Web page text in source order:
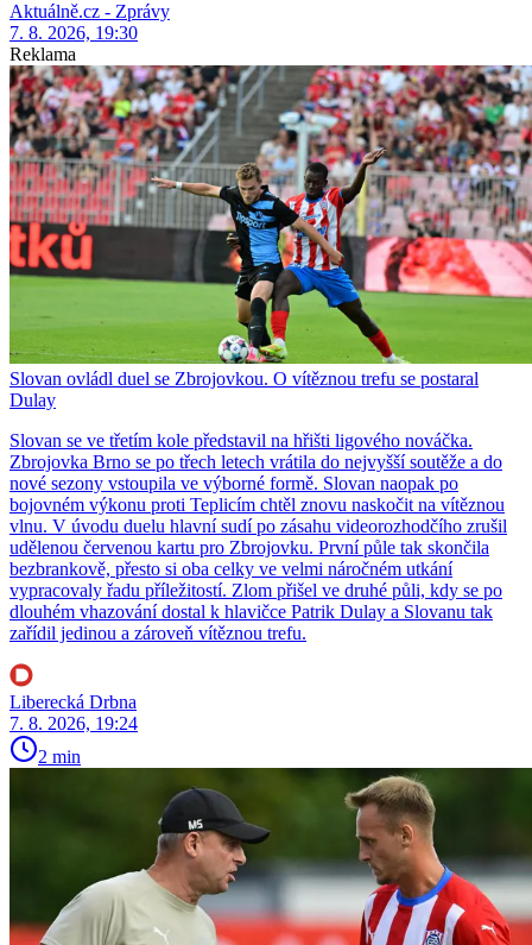
Aktuálně.cz - Zprávy
7. 8. 2026, 19:30
Reklama
Slovan ovládl duel se Zbrojovkou. O vítěznou trefu se postaral
Dulay
Slovan se ve třetím kole představil na hřišti ligového nováčka.
Zbrojovka Brno se po třech letech vrátila do nejvyšší soutěže a do
nové sezony vstoupila ve výborné formě. Slovan naopak po
bojovném výkonu proti Teplicím chtěl znovu naskočit na vítěznou
vlnu. V úvodu duelu hlavní sudí po zásahu videorozhodčího zrušil
udělenou červenou kartu pro Zbrojovku. První půle tak skončila
bezbrankově, přesto si oba celky ve velmi náročném utkání
vypracovaly řadu příležitostí. Zlom přišel ve druhé půli, kdy se po
dlouhém vhazování dostal k hlavičce Patrik Dulay a Slovanu tak
zařídil jedinou a zároveň vítěznou trefu.
Liberecká Drbna
7. 8. 2026, 19:24
2 min